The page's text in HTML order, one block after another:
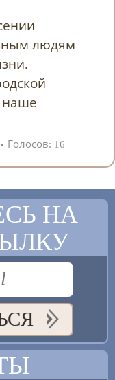
людям
наше
Голосов: 16
НА